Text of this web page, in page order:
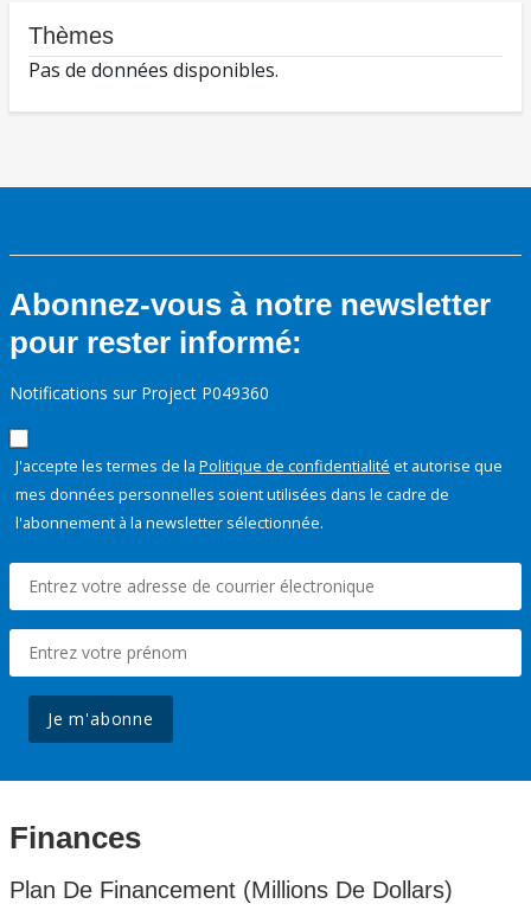
Thèmes
Pas de données disponibles.
Abonnez-vous à notre newsletter
pour rester informé:
Notifications sur Project P049360
J'accepte les termes de la Politique de confidentialité et autorise que
mes données personnelles soient utilisées dans le cadre de
l'abonnement à la newsletter sélectionnée.
Je m'abonne
Finances
Plan De Financement (Millions De Dollars)